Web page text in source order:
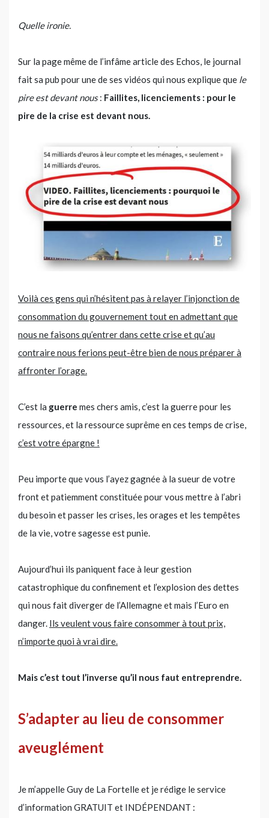
Quelle ironie.
Sur la page même de l’infâme article des Echos, le journal
fait sa pub pour une de ses vidéos qui nous explique que le
pire est devant nous: Faillites, licenciements : pour le
pire de la crise est devant nous.
Voilà ces gens qui n’hésitent pas à relayer l’injonction de
consommation du gouvernement tout en admettant que
nous ne faisons qu’entrer dans cette crise et qu’au
contraire nous ferions peut-être bien de nous préparer à
affronter l’orage.
C’est la guerre mes chers amis, c’est la guerre pour les
ressources, et la ressource suprême en ces temps de crise,
c’est votre épargne !
Peu importe que vous l’ayez gagnée à la sueur de votre
front et patiemment constituée pour vous mettre à l’abri
du besoin et passer les crises, les orages et les tempêtes
de la vie, votre sagesse est punie.
Aujourd’hui ils paniquent face à leur gestion
catastrophique du confinement et l’explosion des dettes
qui nous fait diverger de l’Allemagne et mais l’Euro en
danger. Ils veulent vous faire consommer à tout prix,
n’importe quoi à vrai dire.
Mais c’est tout l’inverse qu’il nous faut entreprendre.
S’adapter au lieu de consommer
aveuglément
Je m’appelle Guy de La Fortelle et je rédige le service
d’information GRATUIT et INDÉPENDANT :